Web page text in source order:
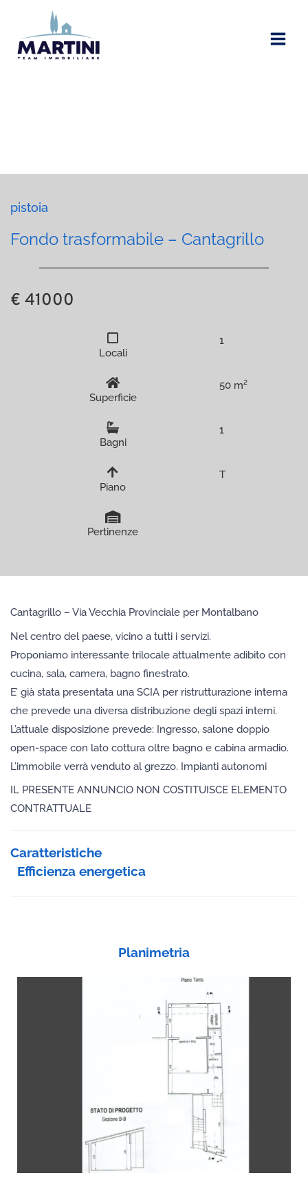
contenuto
pistoia
Fondo trasformabile – Cantagrillo
€ 41000
Locali
1
Superficie
50 m²
Bagni
1
Piano
T
Pertinenze
Cantagrillo – Via Vecchia Provinciale per Montalbano
Nel centro del paese, vicino a tutti i servizi.
Proponiamo interessante trilocale attualmente adibito con
cucina, sala, camera, bagno finestrato.
E’ già stata presentata una SCIA per ristrutturazione interna
che prevede una diversa distribuzione degli spazi interni.
L’attuale disposizione prevede: Ingresso, salone doppio
open-space con lato cottura oltre bagno e cabina armadio.
L’immobile verrà venduto al grezzo. Impianti autonomi
IL PRESENTE ANNUNCIO NON COSTITUISCE ELEMENTO
CONTRATTUALE
Caratteristiche
Efficienza energetica
Planimetria